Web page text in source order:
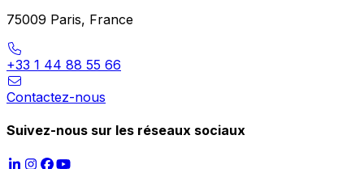
75009 Paris, France
+33 1 44 88 55 66
Contactez-nous
Suivez-nous sur les réseaux sociaux